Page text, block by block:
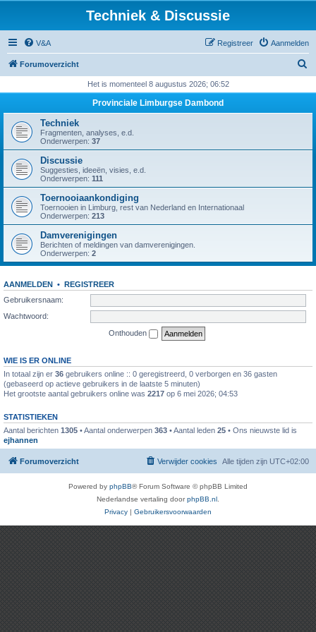
Techniek & Discussie
V&A Aanmelden
Registreer
Forumoverzicht
k
Het is momenteel 8 augustus 2026; 06:52
Provinciale Limburgse Dambond
Techniek
Fragmenten, analyses, e.d.
Onderwerpen: 37
Discussie
Suggesties, ideeën, visies, e.d.
Onderwerpen: 111
Toernooiaankondiging
Toernooien in Limburg, rest van Nederland en Internationaal
Onderwerpen: 213
Damverenigingen
Berichten of meldingen van damverenigingen.
Onderwerpen: 2
AANMELDEN • REGISTREER
Gebruikersnaam:
Wachtwoord:
Onthouden
WIE IS ER ONLINE
In totaal zijn er 36 gebruikers online :: 0 geregistreerd, 0 verborgen en 36 gasten
(gebaseerd op actieve gebruikers in de laatste 5 minuten)
Het grootste aantal gebruikers online was 2217 op 6 mei 2026; 04:53
STATISTIEKEN
Aantal berichten 1305 • Aantal onderwerpen 363 • Aantal leden 25 • Ons nieuwste lid is
ejhannen
Forumoverzicht Alle tijden zijn UTC+02:00
Verwijder cookies
Powered by phpBB® Forum Software © phpBB Limited
Nederlandse vertaling doorphpBB.nl
Privacy | Gebruikersvoorwaarden